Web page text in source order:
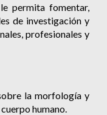
permita fomentar,
de investigación y
profesionales y
la morfología y
humano.